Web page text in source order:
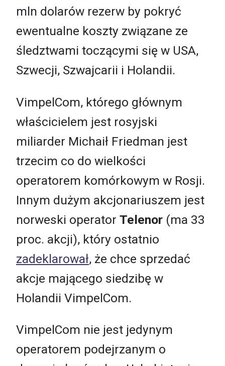
mln dolarów rezerw by pokryć
ewentualne koszty związane ze
śledztwami toczącymi się w USA,
Szwecji, Szwajcarii i Holandii.
VimpelCom, którego głównym
właścicielem jest rosyjski
miliarder Michaił Friedman jest
trzecim co do wielkości
operatorem komórkowym w Rosji.
Innym dużym akcjonariuszem jest
norweski operator Telenor (ma 33
proc. akcji), który ostatnio
zadeklarował, że chce sprzedać
akcje mającego siedzibę w
Holandii VimpelCom.
VimpelCom nie jest jedynym
operatorem podejrzanym o